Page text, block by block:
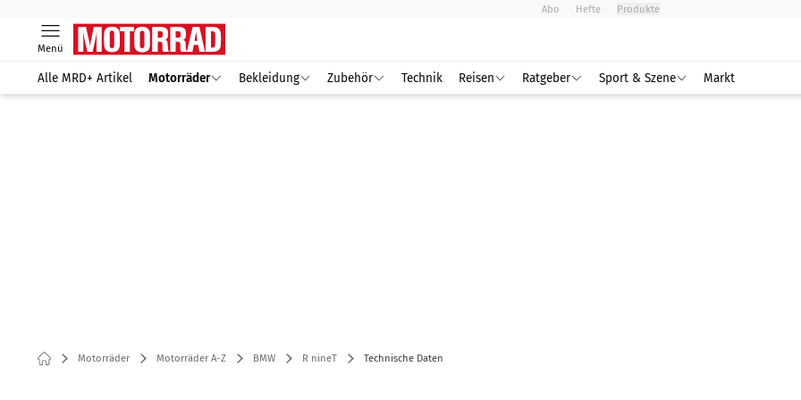
Abo Hefte Produkte
Menü
Alle MRD+ Artikel Motorräder Bekleidung Zubehör Technik Reisen Ratgeber Sport & Szene Markt
Motorräder Motorräder A-Z BMW R nineT Technische Daten